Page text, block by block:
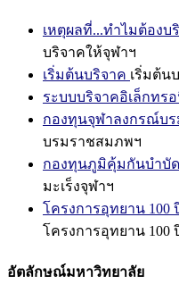
เหตุผลที่...ทำไมต้องบ
บริจาคให้จุฬาฯ
เริ่มต้นบริจาค เริ่มต้น
ระบบบริจาคอิเล็กทร
กองทุนจุฬาลงกรณ์บ
บรมราชสมภพฯ
กองทุนภูมิคุ้มกันบำบัด
มะเร็งจุฬาฯ
โครงการอุทยาน
โครงการอุทยาน
อัตลักษณ์มหาวิทยาลัย